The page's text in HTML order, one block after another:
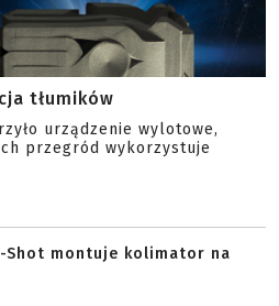
tłumików
urządzenie wylotowe,
przegród wykorzystuje
Shot montuje kolimator na